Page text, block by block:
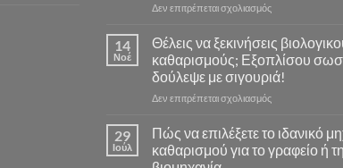
Δεν επιτρέπεται σχολιασμόςστο
επαγγελματίες
καθαρισμού
εμπιστεύονται
τα
Zeotec:
ασφαλή
14
Νοέ
Θέλεις να ξεκινήσεις
καθαρισμούς; Εξοπλίσου
δούλεψε με σιγουριά!
Δεν επιτρέπεται σχολιασμόςστο
ξεκινήσεις
βιολογικούς
29
Ιούλ
Πώς να επιλέξετε το ιδανικό
καθαρισμού για το γραφείο ή τη